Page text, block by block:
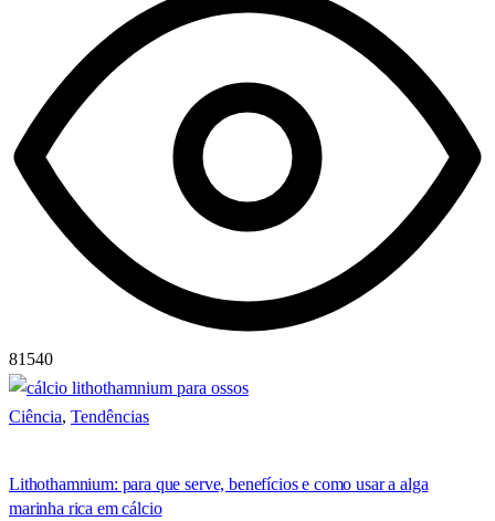
81540
Ciência, Tendências
Lithothamnium: para que serve, benefícios e como usar a alga
marinha rica em cálcio